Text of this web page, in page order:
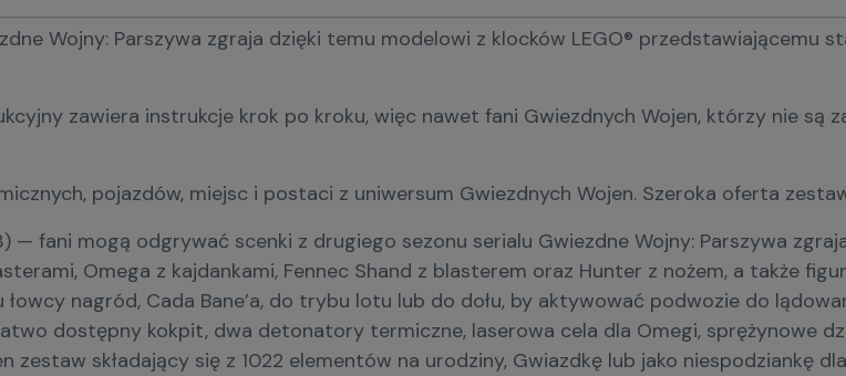
Wojny: Parszywa zgraja dzięki temu modelowi z klocków LEGO®
zawiera instrukcje krok po kroku, więc nawet fani Gwiezdnych Wojen, którzy nie są
pojazdów, miejsc i postaci z uniwersum Gwiezdnych Wojen. Szeroka oferta
— fani mogą odgrywać scenki z drugiego sezonu serialu Gwiezdne Wojny: Parszywa
Omega z kajdankami, Fennec Shand z blasterem oraz Hunter z nożem, a także
nagród, Cada Bane’a, do trybu lotu lub do dołu, by aktywować podwozie do
dostępny kokpit, dwa detonatory termiczne, laserowa cela dla Omegi, sprężynowe
składający się z 1022 elementów na urodziny, Gwiazdkę lub jako niespodziankę